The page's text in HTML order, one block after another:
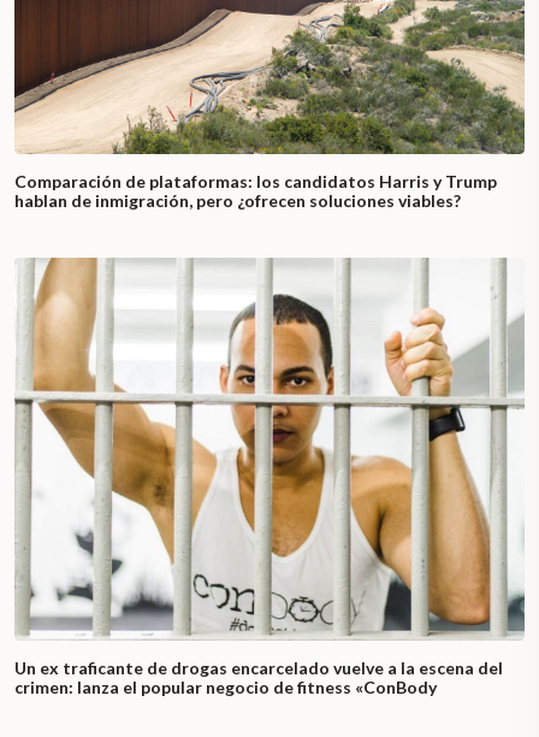
Comparación de plataformas: los candidatos Harris y Trump
hablan de inmigración, pero ¿ofrecen soluciones viables?
Un ex traficante de drogas encarcelado vuelve a la escena del
crimen: lanza el popular negocio de fitness «ConBody